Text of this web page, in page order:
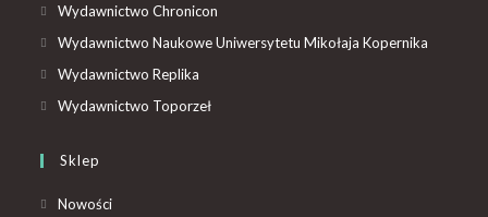
Wydawnictwo Chronicon
Wydawnictwo Naukowe Uniwersytetu Mikołaja Kopernika
Wydawnictwo Replika
Wydawnictwo Toporzeł
Sklep
Nowości